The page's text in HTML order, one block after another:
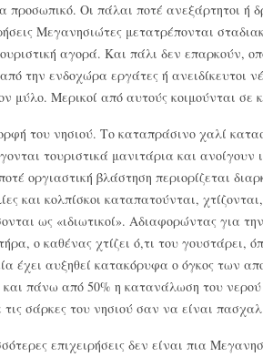
Οι πάλαι ποτέ ανεξάρτητοι ή
Μεγανησιώτες μετατρέπονται
αγορά. Και πάλι δεν επαρκούν,
την ενδοχώρα εργάτες ή ανειδίκευτοι
μύλο. Μερικοί από αυτούς κοιμούνται σε
του νησιού. Το καταπράσινο χαλί
τουριστικά μανιτάρια και ανοίγουν
οργιαστική βλάστηση περιορίζεται
και κολπίσκοι καταπατούνται,
ως «ιδιωτικοί». Αδιαφορώντας για
ο καθένας χτίζει ό,τι του γουστάρει,
έχει αυξηθεί κατακόρυφα ο όγκος των
και πάνω από 50% η κατανάλωση του
τις σάρκες του νησιού σαν να είναι
επιχειρήσεις δεν είναι πια